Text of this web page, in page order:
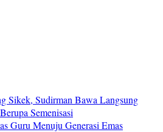
Sikek, Sudirman Bawa Langsung
Semenisasi
Guru Menuju Generasi Emas